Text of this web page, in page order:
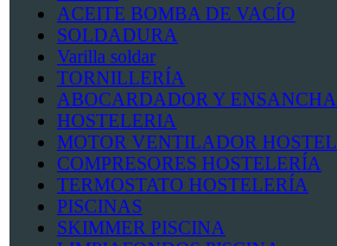
ACEITE BOMBA DE VACÍO
SOLDADURA
Varilla soldar
TORNILLERÍA
ABOCARDADOR Y
HOSTELERIA
MOTOR VENTILADOR
COMPRESORES HOSTELERÍA
TERMOSTATO HOSTELERÍA
PISCINAS
SKIMMER PISCINA